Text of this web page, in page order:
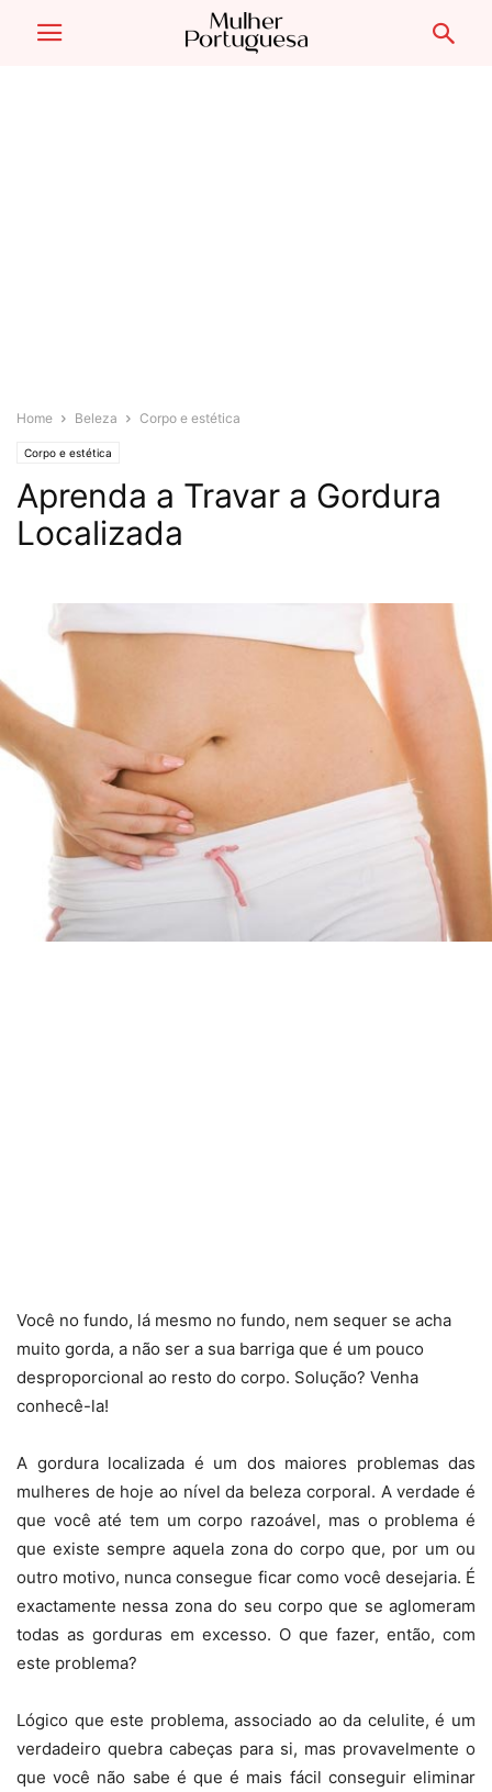
Home Beleza Corpo e estética
Corpo e estética
Aprenda a Travar a Gordura
Localizada
Você no fundo, lá mesmo no fundo, nem sequer se acha
muito gorda, a não ser a sua barriga que é um pouco
desproporcional ao resto do corpo. Solução? Venha
conhecê-la!
A gordura localizada é um dos maiores problemas das
mulheres de hoje ao nível da beleza corporal. A verdade é
que você até tem um corpo razoável, mas o problema é
que existe sempre aquela zona do corpo que, por um ou
outro motivo, nunca consegue ficar como você desejaria. É
exactamente nessa zona do seu corpo que se aglomeram
todas as gorduras em excesso. O que fazer, então, com
este problema?
Lógico que este problema, associado ao da celulite, é um
verdadeiro quebra cabeças para si, mas provavelmente o
que você não sabe é que é mais fácil conseguir eliminar